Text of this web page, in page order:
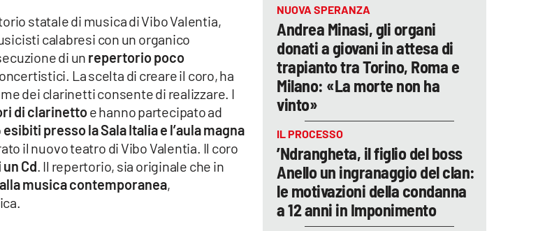
statale di musica di Vibo Valentia,
calabresi con un organico
di un repertorio poco
La scelta di creare il coro, ha
dei clarinetti consente di realizzare. I
di clarinettoe hanno partecipato ad
esibiti presso la Sala Italia e l’aula magna
il nuovo teatro di Vibo Valentia. Il coro
Cd. Il repertorio, sia originale che in
musica contemporanea,
NUOVA SPERANZA
Andrea Minasi, gli organi
donati a giovani in attesa di
trapianto tra Torino, Roma e
Milano: «La morte non ha
vinto»
IL PROCESSO
’Ndrangheta, il figlio del boss
Anello un ingranaggio del clan:
le motivazioni della condanna
a 12 anni in Imponimento